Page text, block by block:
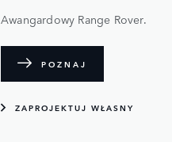
Awangardowy Range Rover.
POZNAJ
ZAPROJEKTUJ WŁASNY